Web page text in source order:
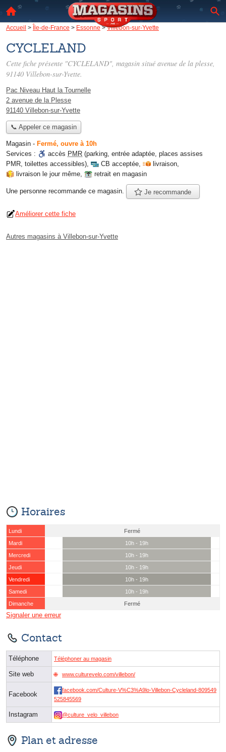
Accueil > Île-de-France > Essonne>Villebon-sur-Yvette
CYCLELAND
Cette fiche présente "CYCLELAND", magasin situé avenue de la plesse,
91140 Villebon-sur-Yvette.
Pac Niveau Haut la Tournelle
2 avenue de la Plesse
91140 Villebon-sur-Yvette
📞 Appeler ce magasin
Magasin - Fermé, ouvre à 10h
Services :
accès PMR (parking, entrée adaptée, places assises
PMR, toilettes accessibles), CB acceptée, livraison,
livraison le jour même, retrait en magasin
Une personne recommande ce magasin. Je recommande
Améliorer cette fiche
Autres magasins à Villebon-sur-Yvette
Horaires
Lundi
Fermé
Mardi
10h - 19h
Mercredi
10h - 19h
Jeudi
10h - 19h
Vendredi
10h - 19h
Samedi
10h - 19h
Dimanche
Fermé
Signaler une erreur
Contact
Téléphone Téléphoner au magasin
Site web www.culturevelo.com/villebon/
Facebook
facebook.com/Culture-V%C3%A9lo-Villebon-Cycleland-809549
525845569
Instagram @culture_velo_villebon
Plan et adresse